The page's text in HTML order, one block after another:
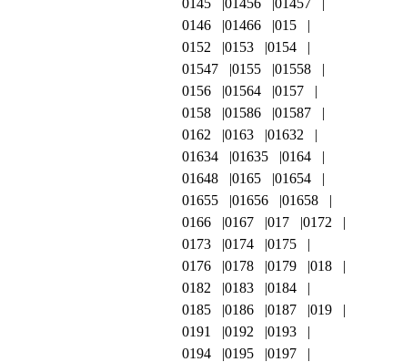
0145
01456
01457
0146
01466
015
0152
0153
0154
01547
0155
01558
0156
01564
0157
0158
01586
01587
0162
0163
01632
01634
01635
0164
01648
0165
01654
01655
01656
01658
0166
0167 017
0172
0173
0174
0175
0176
0178 0179
018
0182
0183
0184
0185
0186 0187
019
0191
0192
0193
0194
0195
0197